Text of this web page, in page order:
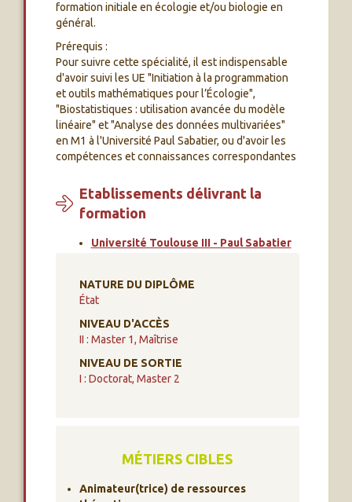
formation initiale en écologie et/ou biologie en
général.
Prérequis :
Pour suivre cette spécialité, il est indispensable
d'avoir suivi les UE "Initiation à la programmation
et outils mathématiques pour l’Écologie",
"Biostatistiques : utilisation avancée du modèle
linéaire" et "Analyse des données multivariées"
en M1 à l'Université Paul Sabatier, ou d'avoir les
compétences et connaissances correspondantes
Etablissements délivrant la
formation
Université Toulouse III - Paul Sabatier
NATURE DU DIPLÔME
État
NIVEAU D'ACCÈS
II : Master 1, Maîtrise
NIVEAU DE SORTIE
I : Doctorat, Master 2
MÉTIERS CIBLES
Animateur(trice) de ressources